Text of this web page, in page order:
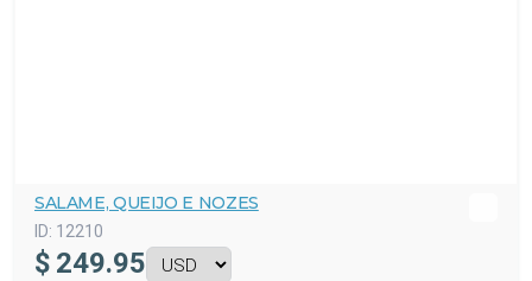
SALAME, QUEIJO E NOZES
ID: 12210
$ 249.95